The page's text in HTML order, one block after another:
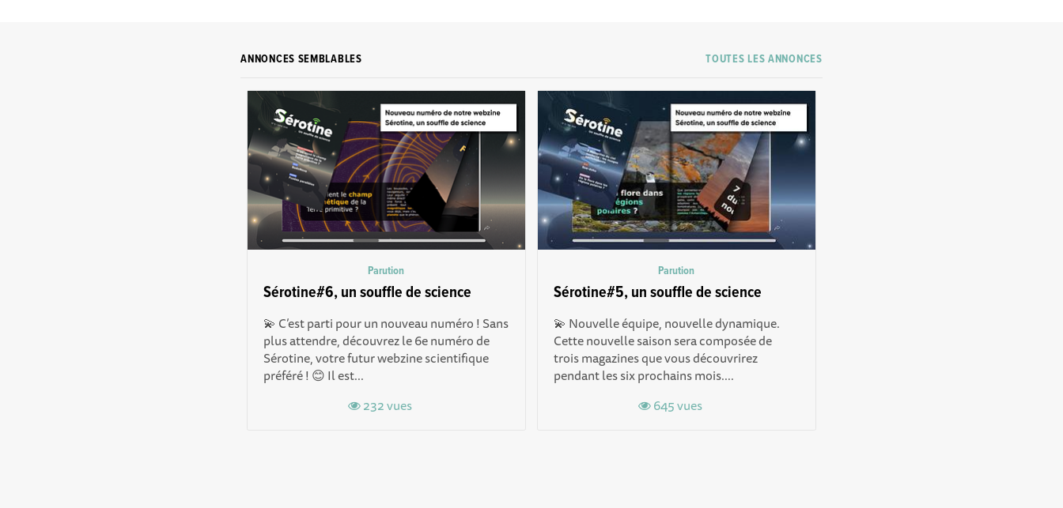
TOUTES LES ANNONCES
ANNONCES SEMBLABLES
Parution
Sérotine#6, un souffle de science
💫 C’est parti pour un nouveau numéro ! Sans
plus attendre, découvrez le 6e numéro de
Sérotine, votre futur webzine scientifique
préféré ! 😊 Il est...
232 vues
Parution
Sérotine#5, un souffle de science
💫 Nouvelle équipe, nouvelle dynamique.
Cette nouvelle saison sera composée de
trois magazines que vous découvrirez
pendant les six prochains mois....
645 vues